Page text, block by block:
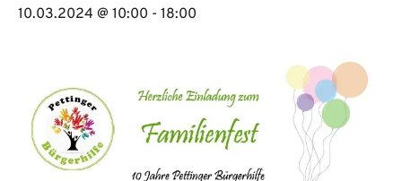
10.03.2024 @ 10:00 - 18:00